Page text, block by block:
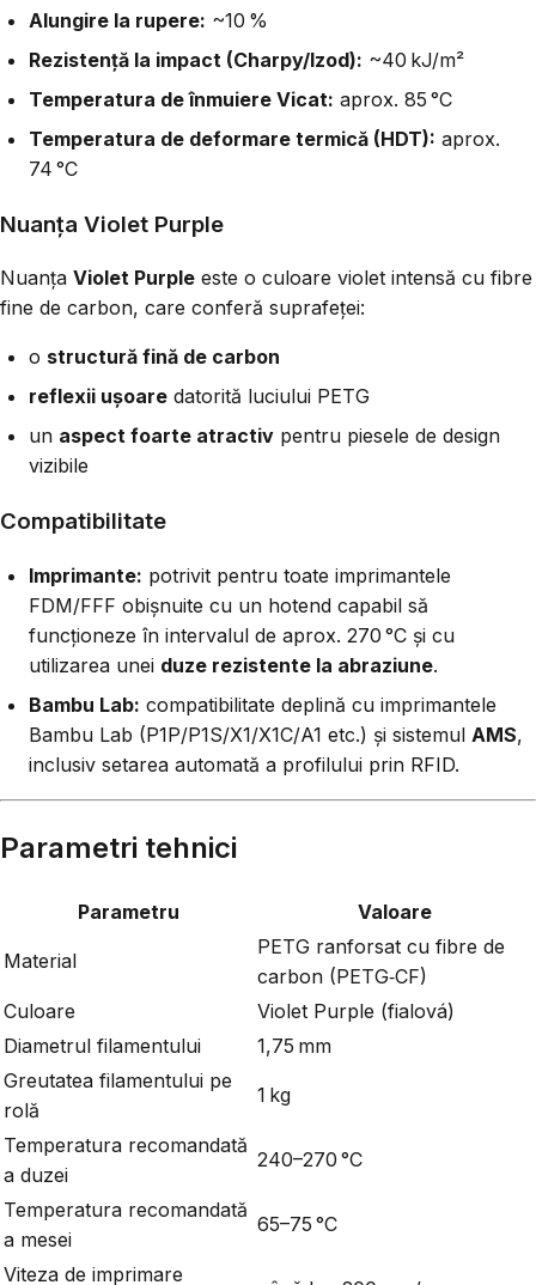
Alungire la rupere: ~10 %
Rezistență la impact (Charpy/Izod): ~40 kJ/m²
Temperatura de înmuiere Vicat: aprox. 85 °C
Temperatura de deformare termică (HDT): aprox.
74 °C
Nuanța Violet Purple
Nuanța Violet Purple este o culoare violet intensă cu fibre
fine de carbon, care conferă suprafeței:
o structură fină de carbon
reflexii ușoare datorită luciului PETG
un aspect foarte atractiv pentru piesele de design
vizibile
Compatibilitate
Imprimante: potrivit pentru toate imprimantele
FDM/FFF obișnuite cu un hotend capabil să
funcționeze în intervalul de aprox. 270 °C și cu
utilizarea unei duze rezistente la abraziune.
Bambu Lab: compatibilitate deplină cu imprimantele
Bambu Lab (P1P/P1S/X1/X1C/A1 etc.) și sistemul AMS,
inclusiv setarea automată a profilului prin RFID.
Parametri tehnici
Parametru Valoare
Material
PETG ranforsat cu fibre de
carbon (PETG‑CF)
Culoare
Violet Purple (fialová)
Diametrul filamentului
1,75 mm
Greutatea filamentului pe
rolă
1 kg
Temperatura recomandată
a duzei
240–270 °C
Temperatura recomandată
a mesei
65–75 °C
Viteza de imprimare